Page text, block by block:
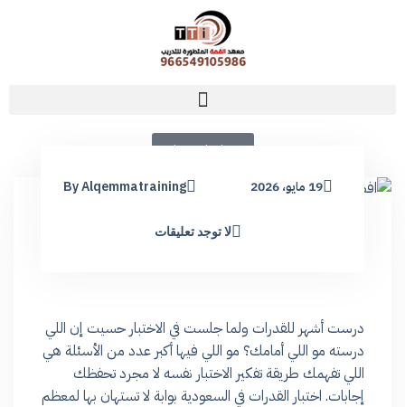
تواصل معنا
19 مايو، 2026 By Alqemmatraining
لا توجد تعليقات
درست أشهر للقدرات ولما جلست في الاختبار حسيت إن اللي
درسته مو اللي أمامك؟ مو اللي فيها أكبر عدد من الأسئلة هي
اللي تفهمك طريقة تفكير الاختبار نفسه لا مجرد تحفظك
إجابات. اختبار القدرات في السعودية بوابة لا تستهان بها لمعظم